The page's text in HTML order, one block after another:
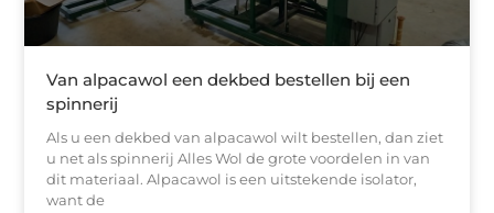
Van alpacawol een dekbed bestellen bij een
spinnerij
Als u een dekbed van alpacawol wilt bestellen, dan ziet
u net als spinnerij Alles Wol de grote voordelen in van
dit materiaal. Alpacawol is een uitstekende isolator,
want de